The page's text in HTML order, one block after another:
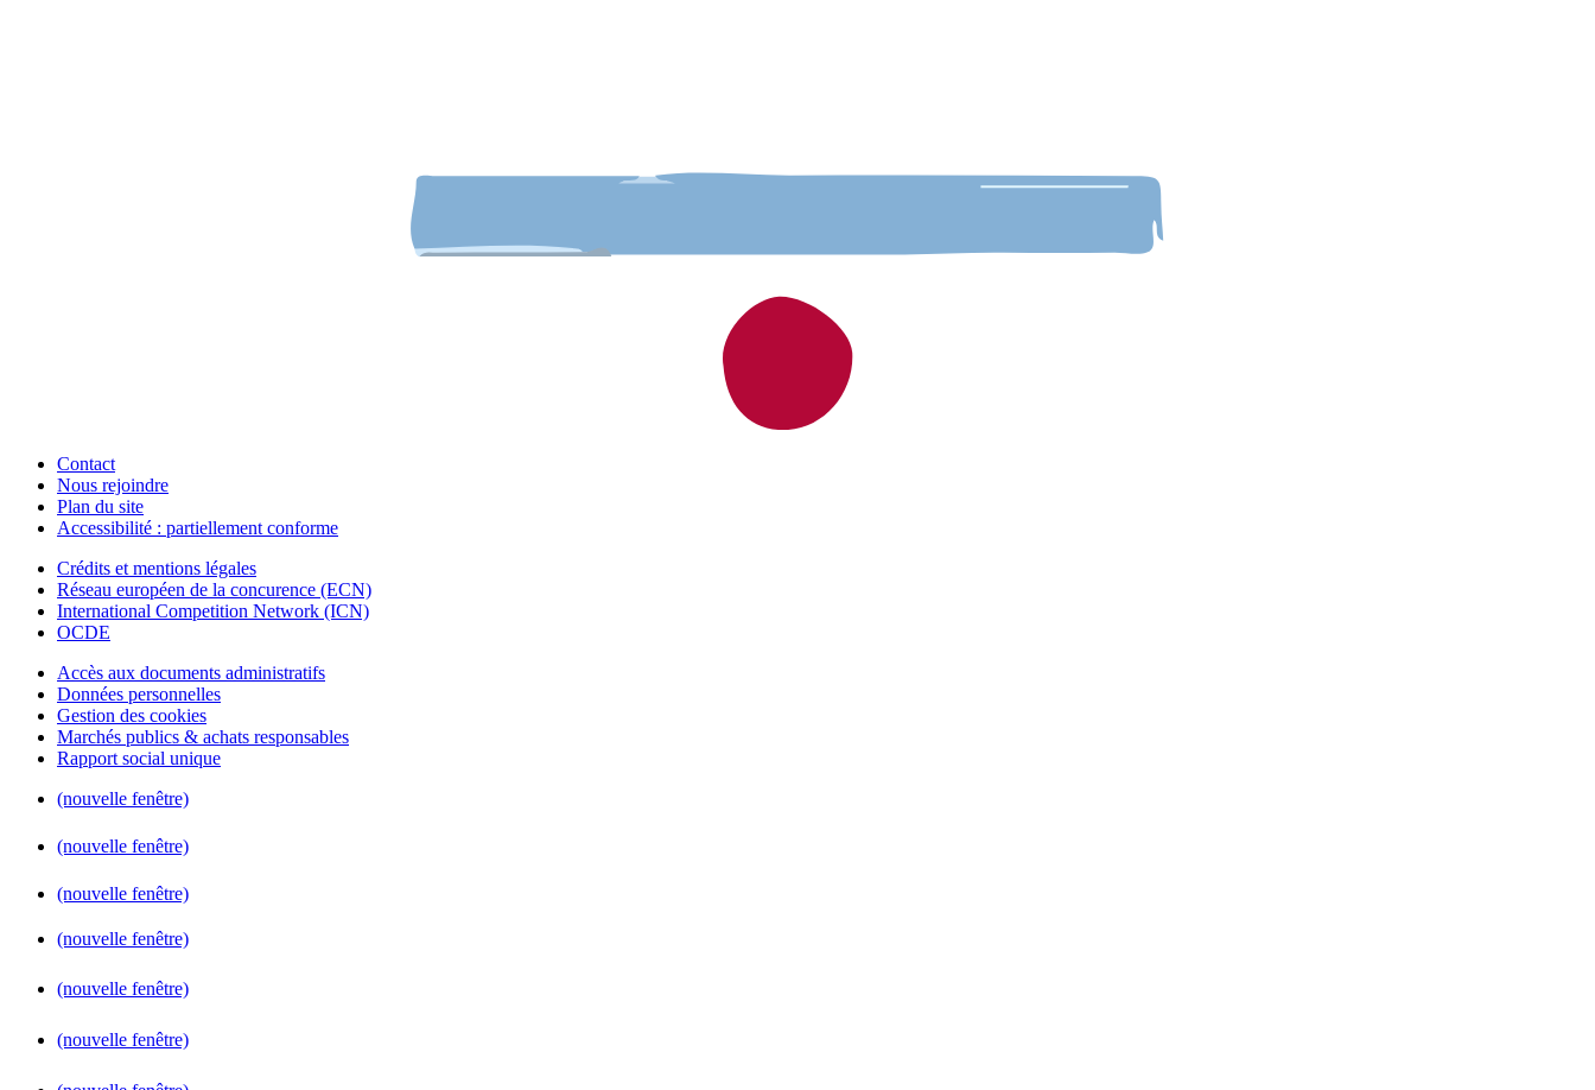
Contact
Nous rejoindre
Plan du site
Accessibilité : partiellement conforme
Crédits et mentions légales
Réseau européen de la concurence (ECN)
International Competition Network (ICN)
OCDE
Accès aux documents administratifs
Données personnelles
Gestion des cookies
Marchés publics & achats responsables
Rapport social unique
(nouvelle fenêtre)
(nouvelle fenêtre)
(nouvelle fenêtre)
(nouvelle fenêtre)
(nouvelle fenêtre)
(nouvelle fenêtre)